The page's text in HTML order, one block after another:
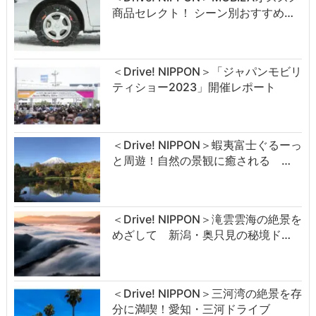
商品セレクト！ シーン別おすすめ…
＜Drive! NIPPON＞「ジャパンモビリ
ティショー2023」開催レポート
＜Drive! NIPPON＞蝦夷富士ぐるーっ
と周遊！自然の景観に癒される …
＜Drive! NIPPON＞滝雲雲海の絶景を
めざして 新潟・奥只見の秘境ド…
＜Drive! NIPPON＞三河湾の絶景を存
分に満喫！愛知・三河ドライブ